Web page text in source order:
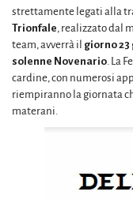
strettamente legati alla
Trionfale, realizzato dal
team, avverrà il giorno 23
solenne Novenario . La
cardine, con numerosi
riempiranno la giornata
materani.